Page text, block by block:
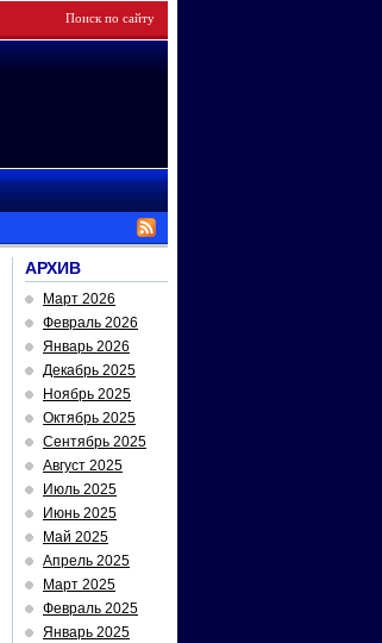
АРХИВ
Март 2026
Февраль 2026
Январь 2026
Декабрь 2025
Ноябрь 2025
Октябрь 2025
Сентябрь 2025
Август 2025
Июль 2025
Июнь 2025
Май 2025
Апрель 2025
Март 2025
Февраль 2025
Январь 2025